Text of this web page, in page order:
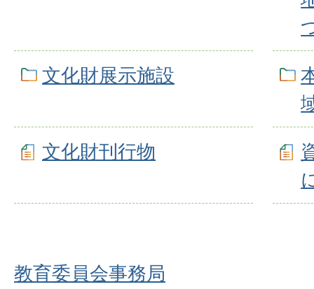
文化財展示施設
文化財刊行物
教育委員会事務局